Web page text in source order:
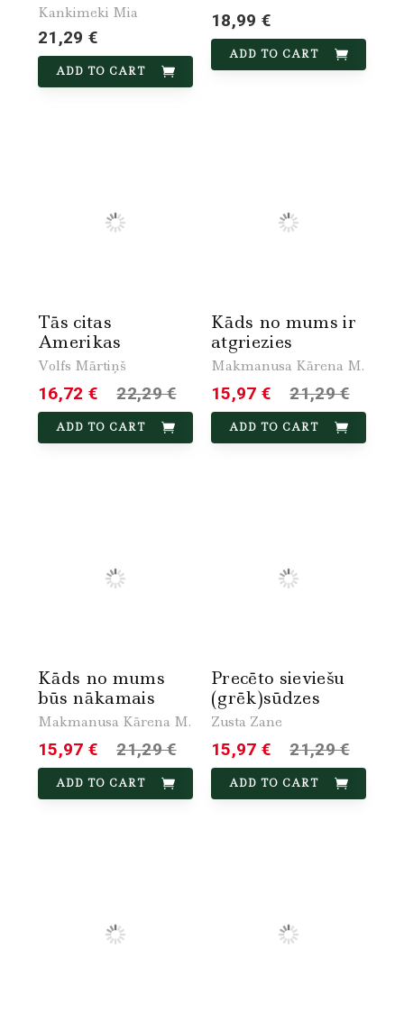
Kankimeki Mia
21,29 €
ADD TO CART
18,99 €
ADD TO CART
Tās citas
Amerikas
Volfs Mārtiņš
16,72 € 22,29 €
ADD TO CART
Kāds no mums ir
atgriezies
Makmanusa Kārena M.
15,97 € 21,29 €
ADD TO CART
Kāds no mums
būs nākamais
Makmanusa Kārena M.
15,97 € 21,29 €
ADD TO CART
Precēto sieviešu
(grēk)sūdzes
Zusta Zane
15,97 € 21,29 €
ADD TO CART